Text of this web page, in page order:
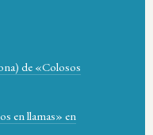
de «Colosos
en llamas» en